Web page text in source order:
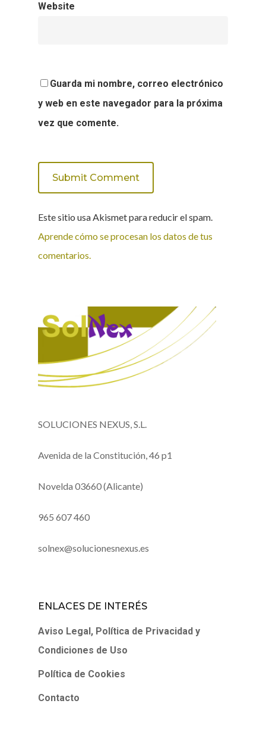
Website
Guarda mi nombre, correo electrónico
y web en este navegador para la próxima
vez que comente.
Este sitio usa Akismet para reducir el spam.
Aprende cómo se procesan los datos de tus
comentarios.
SOLUCIONES NEXUS, S.L.
Avenida de la Constitución, 46 p1
Novelda 03660 (Alicante)
965 607 460
solnex@solucionesnexus.es
ENLACES DE INTERÉS
Aviso Legal, Política de Privacidad y
Condiciones de Uso
Política de Cookies
Contacto